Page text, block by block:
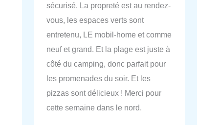
sécurisé. La propreté est au rendez-
vous, les espaces verts sont
entretenu, LE mobil-home et comme
neuf et grand. Et la plage est juste à
côté du camping, donc parfait pour
les promenades du soir. Et les
pizzas sont délicieux ! Merci pour
cette semaine dans le nord.